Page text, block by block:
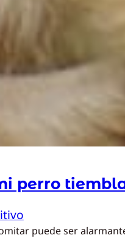
perro
puede ser